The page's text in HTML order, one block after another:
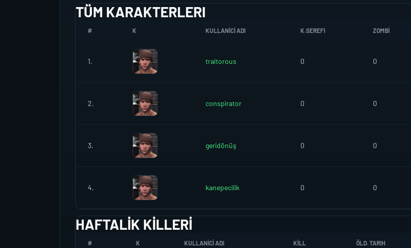
TÜM KARAKTERLERI
# K KULLANICI ADI K.SEREFI ZOMBI
1. traitorous 0 0
2. conspirator 0 0
3. geridönüş 0 0
4. kanepecilik 0 0
HAFTALIK KILLERI
# K KULLANICI ADI KILL ÖLD. TARIH